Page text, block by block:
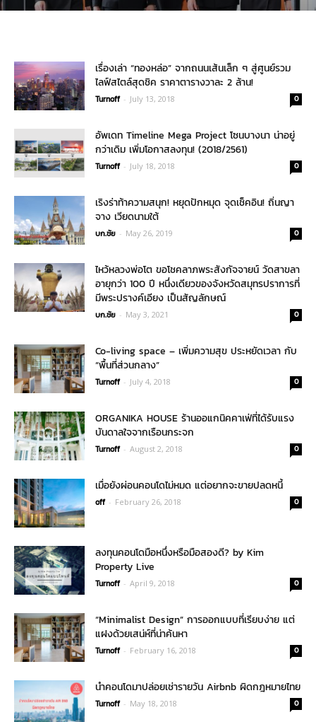
เรื่องเล่า “ทองหล่อ” จากถนนเส้นเล็ก ๆ สู่ศูนย์รวม
ไลฟ์สไตล์สุดชิค ราคาตารางวาละ 2 ล้าน!
Turnoff - July 13, 2018 0
อัพเดท Timeline Mega Project โซนบางนา น่าอยู่
กว่าเดิม เพิ่มโอกาสลงทุน! (2018/2561)
Turnoff - July 18, 2018 0
เริงร่าท้าความสนุก! หยุดปักหมุด จุดเช็คอิน! ถิ่นญา
จาง เวียดนามใต้
บก.ชัย - May 26, 2019 0
ไหว้หลวงพ่อโต ขอโชคลาภพระสังกัจจายน์ วัดสาขลา
อายุกว่า 100 ปี หนึ่งเดียวของจังหวัดสมุทรปราการที่
มีพระปรางค์เอียง เป็นสัญลักษณ์
บก.ชัย - May 3, 2021 0
Co-living space – เพิ่มความสุข ประหยัดเวลา กับ
“พื้นที่ส่วนกลาง”
Turnoff - July 4, 2018 0
ORGANIKA HOUSE ร้านออแกนิคคาเฟ่ที่ได้รับแรง
บันดาลใจจากเรือนกระจก
Turnoff - August 2, 2018 0
เมื่อยังผ่อนคอนโดไม่หมด แต่อยากจะขายปลดหนี้
off - February 26, 2018 0
ลงทุนคอนโดมือหนึ่งหรือมือสองดี? by Kim
Property Live
Turnoff - April 9, 2018 0
“Minimalist Design” การออกแบบที่เรียบง่าย แต่
แฝงด้วยเสน่ห์ที่น่าค้นหา
Turnoff - February 16, 2018 0
นำคอนโดมาปล่อยเช่ารายวัน Airbnb ผิดกฎหมายไทย
Turnoff - May 18, 2018 0